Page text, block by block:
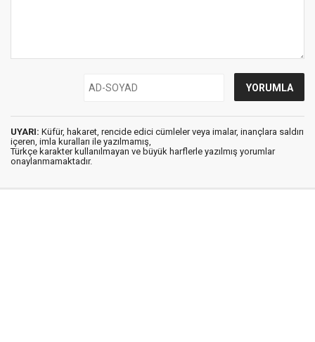
UYARI: Küfür, hakaret, rencide edici cümleler veya imalar, inançlara saldırı
içeren, imla kuralları ile yazılmamış,
Türkçe karakter kullanılmayan ve büyük harflerle yazılmış yorumlar
onaylanmamaktadır.